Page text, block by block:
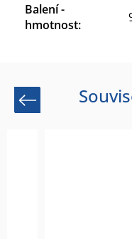
Balení -
hmotnost:
Previous